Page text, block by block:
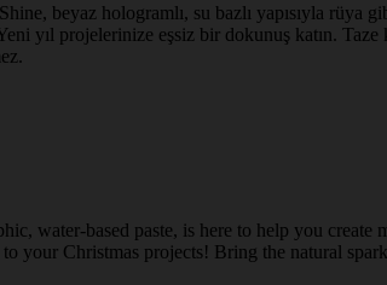
beyaz hologramlı, su bazlı yapısıyla rüya
yıl projelerinize eşsiz bir dokunuş katın. Taze
water-based paste, is here to help you create
your Christmas projects! Bring the natural